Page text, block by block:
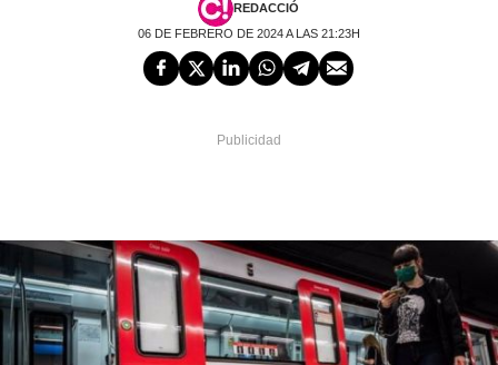
REDACCIÓ
06 DE FEBRERO DE 2024 A LAS 21:23H